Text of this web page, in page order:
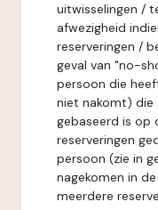
uitwisselingen /
afwezigheid
reserveringen /
geval van "no-
persoon die
niet nakomt)
gebaseerd is op
reserveringen
persoon (zie in
nagekomen in
meerdere